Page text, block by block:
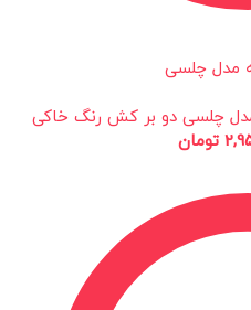
مدل چلسی دو بر کش رنگ خاکی
تومان